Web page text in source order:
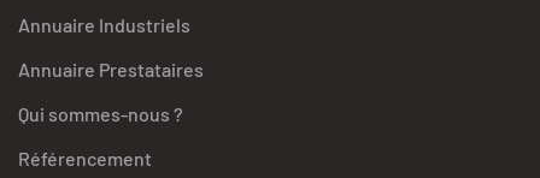
Annuaire Industriels
Annuaire Prestataires
Qui sommes-nous ?
Référencement